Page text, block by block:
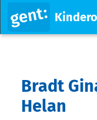
Bradt
Helan